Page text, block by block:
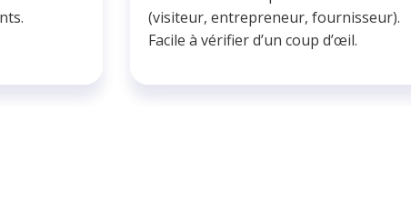
(visiteur, entrepreneur, fournisseur).
Facile à vérifier d’un coup d’œil.